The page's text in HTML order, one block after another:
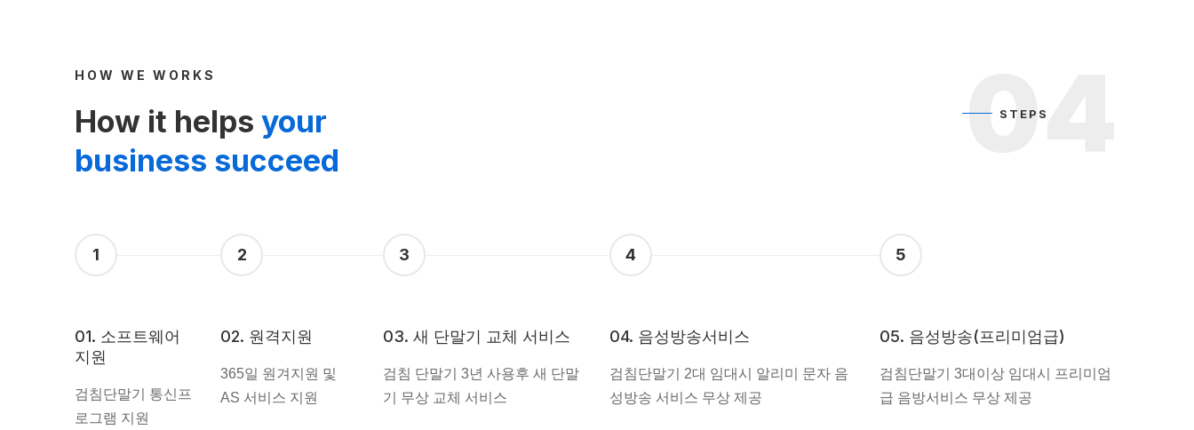
HOW WE WORKS
How it helps your
business succeed
04
STEPS
1
01. 소프트웨어
지원
검침단말기 통신프
로그램 지원
2
02. 원격지원
365일 원겨지원 및
AS 서비스 지원
3
03. 새 단말기 교체 서비스
검침 단말기 3년 사용후 새 단말
기 무상 교체 서비스
4
04. 음성방송서비스
검침단말기 2대 임대시 알리미 문자 음
성방송 서비스 무상 제공
5
05. 음성방송(프리미엄급)
검침단말기 3대이상 임대시 프리미엄
급 음방서비스 무상 제공